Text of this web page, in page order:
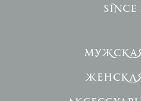
since